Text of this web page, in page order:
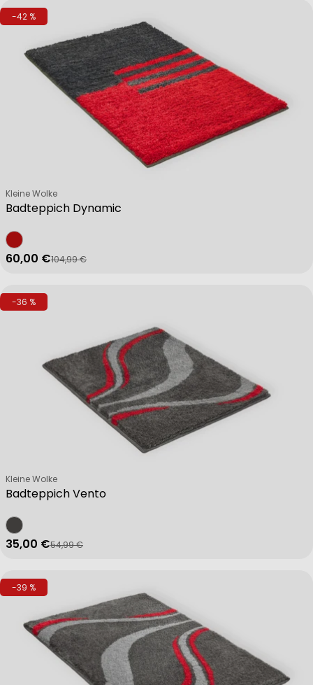
-42 %
Badteppich Dynamic
Verkäufer:
Kleine Wolke
Verkaufspreis
60,00 €
Regulärer Preis
104,99 €
-36 %
Badteppich Vento
Verkäufer:
Kleine Wolke
Verkaufspreis
35,00 €
Regulärer Preis
54,99 €
-39 %